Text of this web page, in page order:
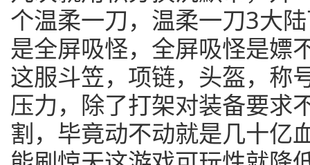
个温柔一刀，温柔一刀3大
是全屏吸怪，全屏吸怪是嫖
这服斗笠，项链，头盔，称
压力，除了打架对装备要求
割，毕竟动不动就是几十亿